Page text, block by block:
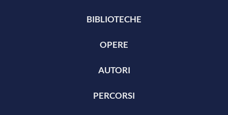
BIBLIOTECHE
OPERE
AUTORI
PERCORSI